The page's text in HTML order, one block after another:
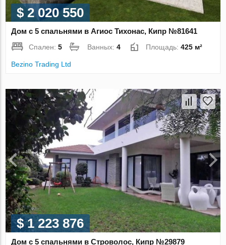
$ 2 020 550
Дом с 5 спальнями в Агиос Тихонас, Кипр №81641
Спален:5 Ванных:4 Площадь:425 м²
Bezino Trading Ltd
$ 1 223 876
Дом с 5 спальнями в Строволос, Кипр №29879